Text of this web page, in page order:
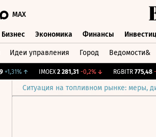
MAX
Бизнес Экономика Финансы
Идеи управления Город Ведомости&
+1,31%↑ IMOEX 2 281,31 -0,2%↓ RGBITR 775,48 -
Ситуация на топливном рынке: меры,